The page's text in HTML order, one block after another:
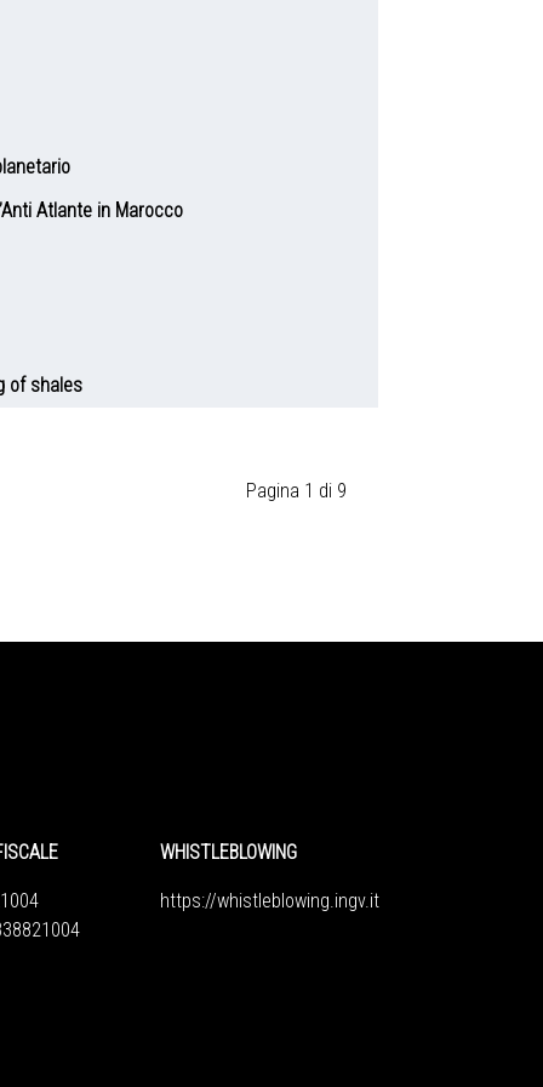
Atlante in Marocco
of shales
Pagina 1 di 9
WHISTLEBLOWING
https://whistleblowing.ingv. it